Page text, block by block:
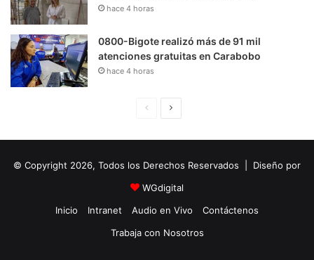
hace 4 horas
0800-Bigote realizó más de 91 mil
atenciones gratuitas en Carabobo
hace 4 horas
i
n
a
u
i
e
© Copyright 2026, Todos los Derechos Reservados | Diseño por
WGdigital
Inicio
Intranet Audio en Vivo
Contáctenos
Trabaja con Nosotros